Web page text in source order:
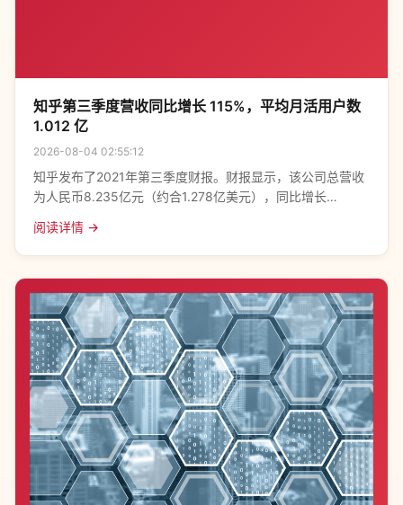
知乎第三季度营收同比增长 115%，平均月活用户数
1.012 亿
2026-08-04 02:55:12
知乎发布了2021年第三季度财报。财报显示，该公司总营收
为人民币8.235亿元（约合1.278亿美元），同比增长
而2020年同期净亏损
阅读详情 →